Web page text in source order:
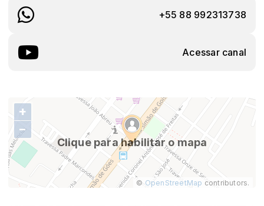
+55 88 992313738
Acessar canal
Clique para habilitar o mapa
+
−
© OpenStreetMap contributors.